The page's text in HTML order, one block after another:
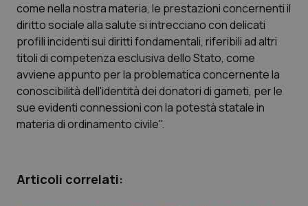
Campania
Emilia-Romagna
Friuli Venezia Giulia
Lazio
Car-T
Colesterolo & coronaropatie
Dermatite Atopica
Diabete & glucometri
come nella nostra materia, le prestazioni concernenti il
diritto sociale alla salute si intrecciano con delicati
profili incidenti sui diritti fondamentali, riferibili ad altri
titoli di competenza esclusiva dello Stato, come
avviene appunto per la problematica concernente la
conoscibilità dell'identità dei donatori di gameti, per le
sue evidenti connessioni con la potestà statale in
materia di ordinamento civile".
Articoli correlati: